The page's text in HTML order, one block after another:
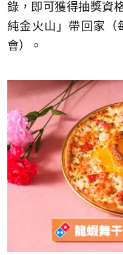
錄，即可獲得抽獎資
純金火山」帶回家（
會）。